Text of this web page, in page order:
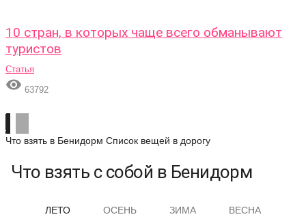
10 стран, в которых чаще всего обманывают
туристов
Статья
 63792
Что взять в Бенидорм Список вещей в дорогу
Что взять с собой в Бенидорм
ЛЕТО ОСЕНЬ ЗИМА ВЕСНА